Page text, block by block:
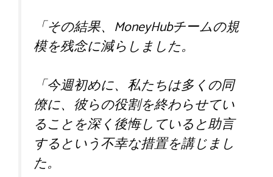
「その結果、MoneyHubチームの規
模を残念に減らしました。
「今週初めに、私たちは多くの同
僚に、彼らの役割を終わらせてい
ることを深く後悔していると助言
するという不幸な措置を講じまし
た。